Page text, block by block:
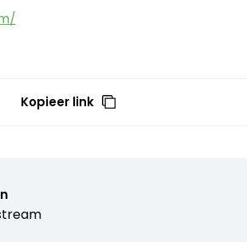
Kopieer link